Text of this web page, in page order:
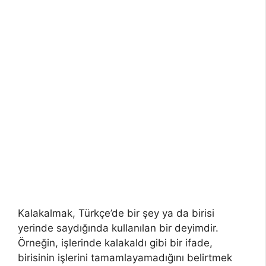
Kalakalmak, Türkçe’de bir şey ya da birisi
yerinde saydığında kullanılan bir deyimdir.
Örneğin, işlerinde kalakaldı gibi bir ifade,
birisinin işlerini tamamlayamadığını belirtmek